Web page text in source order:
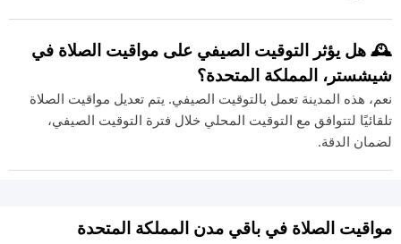
🕰️ هل يؤثر التوقيت الصيفي على مواقيت الصلاة في
شيشستر، المملكة المتحدة؟
نعم، هذه المدينة تعمل بالتوقيت الصيفي. يتم تعديل مواقيت الصلاة
تلقائيًا لتتوافق مع التوقيت المحلي خلال فترة التوقيت الصيفي،
لضمان الدقة.
مواقيت الصلاة في باقي مدن المملكة المتحدة